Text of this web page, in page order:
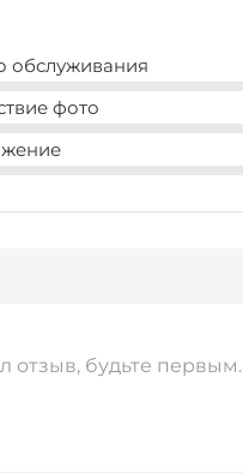
обслуживания
фото
отзыв, будьте первым.